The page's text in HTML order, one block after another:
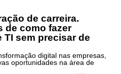
de carreira.
de como fazer
TI sem precisar de
digital nas empresas,
oportunidades na área de